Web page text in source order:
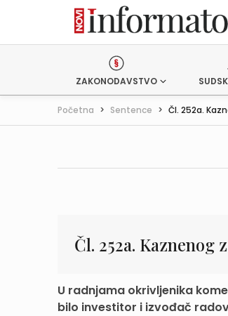
ZAKONODAVSTVO
Početna > Sentence > Čl. 252a.
Čl. 252a. Kaznenog
U radnjama okrivljenika
bilo investitor i izvođač